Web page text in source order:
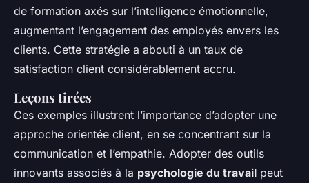
de formation axés sur l’intelligence émotionnelle,
augmentant l’engagement des employés envers les
clients. Cette stratégie a abouti à un taux de
satisfaction client considérablement accru.
Leçons tirées
Ces exemples illustrent l’importance d’adopter une
approche orientée client, en se concentrant sur la
communication et l’empathie. Adopter des outils
innovants associés à la psychologie du travail peut